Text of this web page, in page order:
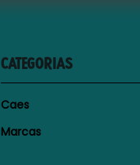
CATEGORIAS
Caes
Marcas